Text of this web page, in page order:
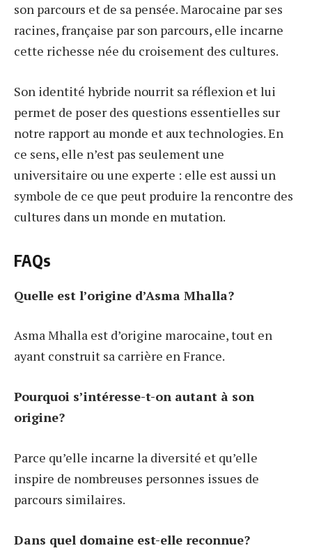
son parcours et de sa pensée. Marocaine par ses
racines, française par son parcours, elle incarne
cette richesse née du croisement des cultures.
Son identité hybride nourrit sa réflexion et lui
permet de poser des questions essentielles sur
notre rapport au monde et aux technologies. En
ce sens, elle n’est pas seulement une
universitaire ou une experte : elle est aussi un
symbole de ce que peut produire la rencontre des
cultures dans un monde en mutation.
FAQs
Quelle est l’origine d’Asma Mhalla?
Asma Mhalla est d’origine marocaine, tout en
ayant construit sa carrière en France.
Pourquoi s’intéresse-t-on autant à son
origine?
Parce qu’elle incarne la diversité et qu’elle
inspire de nombreuses personnes issues de
parcours similaires.
Dans quel domaine est-elle reconnue?